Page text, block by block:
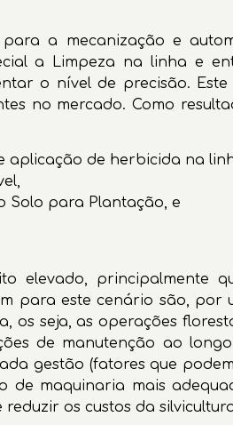
a mecanização e
a Limpeza na linha e
o nível de precisão.
no mercado. Como
aplicação de herbicida na
Solo para Plantação, e
principalmente
para este cenário são,
os seja, as operações
de manutenção ao
gestão (fatores que
de maquinaria mais
os custos da